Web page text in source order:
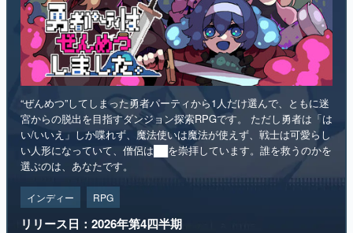
“ぜんめつ”してしまった勇者パーティから1人だけ選んで、ともに迷
宮からの脱出を目指すダンジョン探索RPGです。 ただし勇者は「は
い/いいえ」しか喋れず、魔法使いは魔法が使えず、戦士は可愛らし
い人形になっていて、僧侶は██を崇拝しています。誰を救うのかを
選ぶのは、あなたです。
インディー RPG
リリース日：2026年第4四半期